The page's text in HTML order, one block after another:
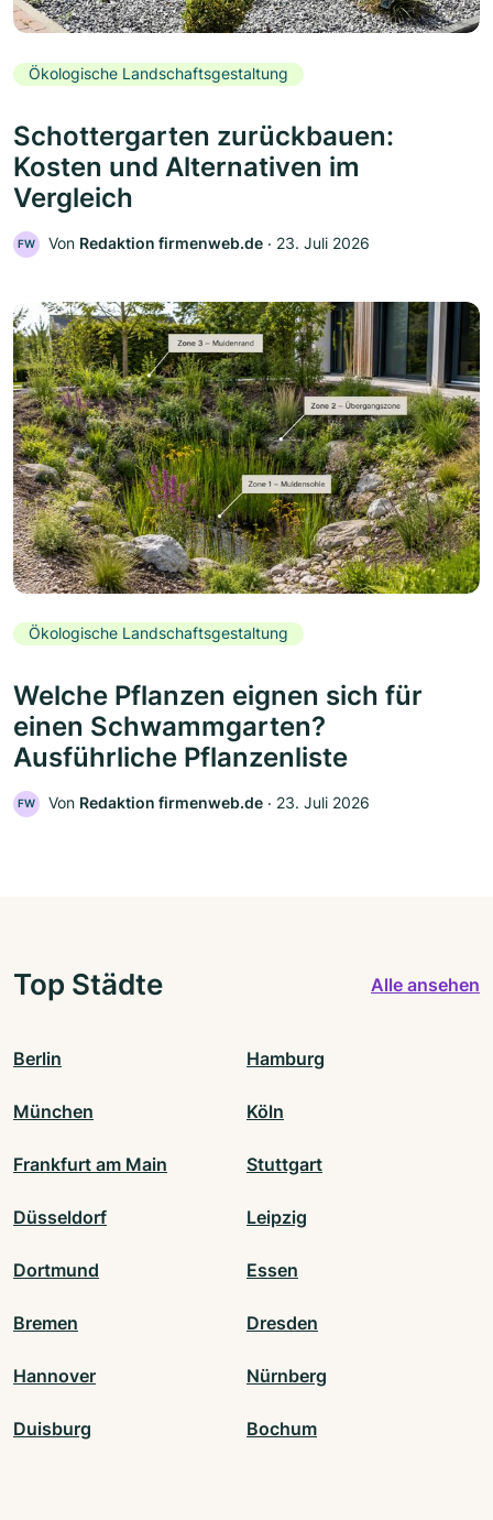
Ökologische Landschaftsgestaltung
Schottergarten zurückbauen:
Kosten und Alternativen im
Vergleich
FW Von Redaktion firmenweb.de ‧ 23. Juli 2026
Ökologische Landschaftsgestaltung
Welche Pflanzen eignen sich für
einen Schwammgarten?
Ausführliche Pflanzenliste
FW Von Redaktion firmenweb.de ‧ 23. Juli 2026
Top Städte Alle ansehen
Berlin Hamburg
München Köln
Frankfurt am Main Stuttgart
Düsseldorf Leipzig
Dortmund Essen
Bremen Dresden
Hannover Nürnberg
Duisburg Bochum